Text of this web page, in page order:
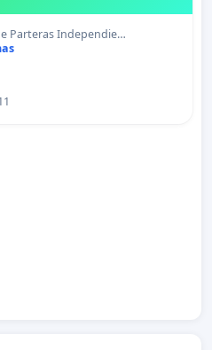
Parteras Independie…